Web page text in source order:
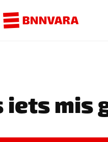
iets mis